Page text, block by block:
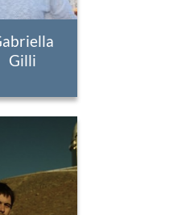
Gilli